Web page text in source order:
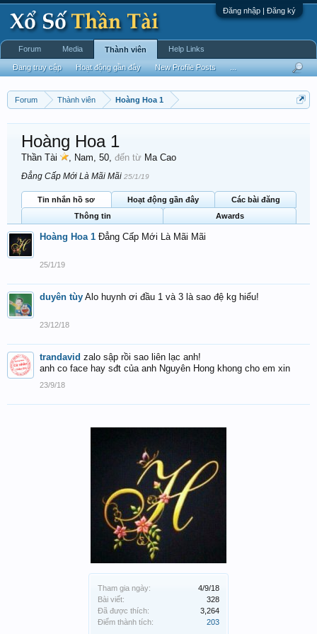
Đăng nhập | Đăng ký
Forum Thành viên Hoàng Hoa 1
Tham gia ngày:
4/9/18
Bài viết:
328
Đã được thích:
3,264
Điểm thành tích:
203
Hoàng Hoa 1
Thần Tài , Nam, 50, đến từ Ma Cao
Đẳng Cấp Mới Là Mãi Mãi 25/1/19
Tin nhắn hồ sơ Hoạt động gần đây
Các bài đăng
Thông tin
Awards
Hoàng Hoa 1 Đẳng Cấp Mới Là Mãi Mãi
25/1/19
duyên tùy Alo huynh ơi đầu 1 và 3 là sao đệ kg hiểu!
23/12/18
trandavid zalo sập rồi sao liên lạc anh!
anh co face hay sđt của anh Nguyên Hong khong cho em xin
23/9/18
Forum Media Thành viên
Đang truy cập Hoạt động gần đây New Profile Posts
Help Links